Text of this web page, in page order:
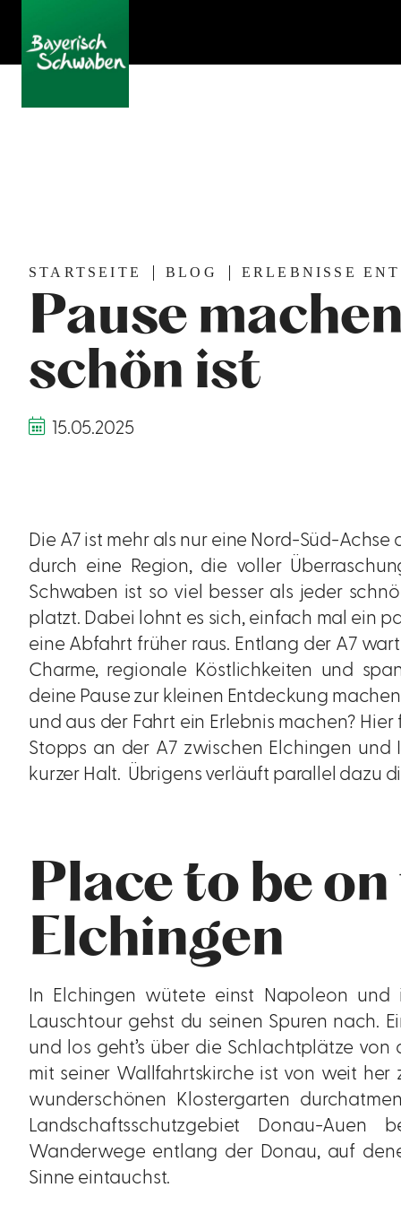
STARTSEITE BLOG ERLEBNISSE
Pause
schön ist
15.05.2025
Die A7 ist mehr als nur eine Nord-Süd-
durch eine Region, die voller
Schwaben ist so viel besser als jeder
platzt. Dabei lohnt es sich, einfach mal ein
eine Abfahrt früher raus. Entlang der A7
Charme, regionale Köstlichkeiten und
deine Pause zur kleinen Entdeckung
und aus der Fahrt ein Erlebnis machen?
Stopps an der A7 zwischen Elchingen und
kurzer Halt. Übrigens verläuft parallel dazu
Place to be
Elchingen
In Elchingen wütete einst Napoleon und
Lauschtour gehst du seinen Spuren nach.
und los geht’s über die Schlachtplätze von
mit seiner Wallfahrtskirche ist von weit her
wunderschönen Klostergarten
Landschaftsschutzgebiet Donau-
Wanderwege entlang der Donau, auf
Sinne eintauchst.